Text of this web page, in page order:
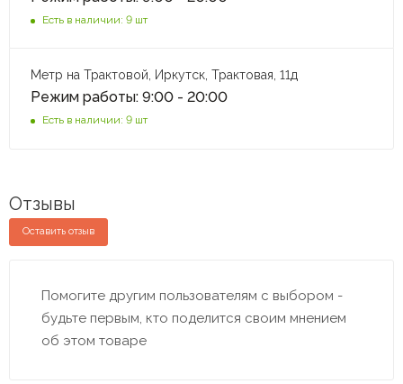
Есть в наличии: 9 шт
Метр на Трактовой, Иркутск, Трактовая, 11д
Режим работы: 9:00 - 20:00
Есть в наличии: 9 шт
Отзывы
Оставить отзыв
Помогите другим пользователям с выбором -
будьте первым, кто поделится своим мнением
об этом товаре